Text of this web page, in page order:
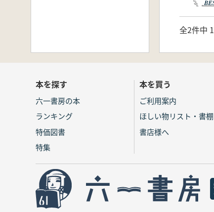
全2件中
本を探す
六一書房の本
ランキング
特価図書
特集
本を買う
ご利用案内
ほしい物リスト・書棚
書店様へ